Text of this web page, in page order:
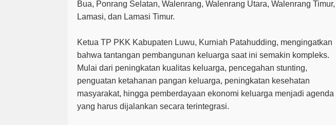
Bua, Ponrang Selatan, Walenrang, Walenrang Utara, Walenrang Timur,
Lamasi, dan Lamasi Timur.
Ketua TP PKK Kabupaten Luwu, Kurniah Patahudding, mengingatkan
bahwa tantangan pembangunan keluarga saat ini semakin kompleks.
Mulai dari peningkatan kualitas keluarga, pencegahan stunting,
penguatan ketahanan pangan keluarga, peningkatan kesehatan
masyarakat, hingga pemberdayaan ekonomi keluarga menjadi agenda
yang harus dijalankan secara terintegrasi.